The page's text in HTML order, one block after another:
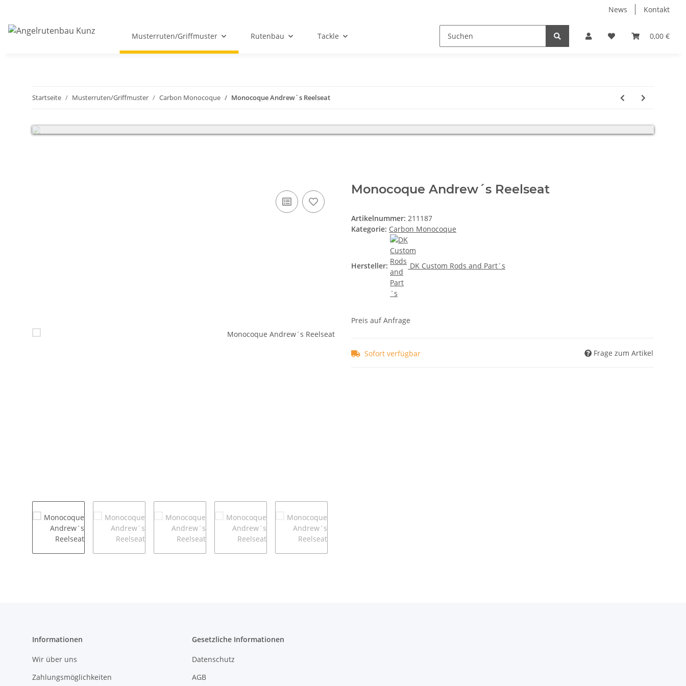
News Kontakt
0,00 €
Musterruten/Griffmuster Rutenbau Tackle
Startseite Musterruten/Griffmuster Carbon Monocoque Monocoque Andrew´s Reelseat
Monocoque Andrew´s Reelseat
Artikelnummer: 211187
Kategorie: Carbon Monocoque
Hersteller: DK Custom Rods and Part´s
Preis auf Anfrage
Sofort verfügbar Frage zum Artikel
Informationen
Wir über uns
Zahlungsmöglichkeiten
Gesetzliche Informationen
Datenschutz
AGB